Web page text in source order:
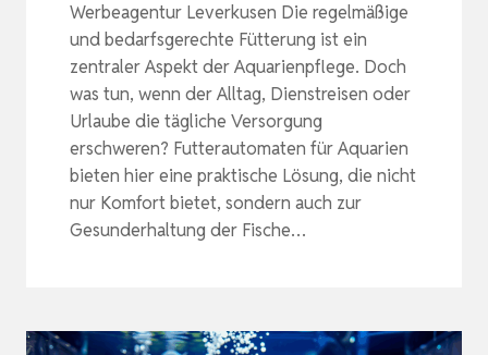
Werbeagentur Leverkusen Die regelmäßige
und bedarfsgerechte Fütterung ist ein
zentraler Aspekt der Aquarienpflege. Doch
was tun, wenn der Alltag, Dienstreisen oder
Urlaube die tägliche Versorgung
erschweren? Futterautomaten für Aquarien
bieten hier eine praktische Lösung, die nicht
nur Komfort bietet, sondern auch zur
Gesunderhaltung der Fische…